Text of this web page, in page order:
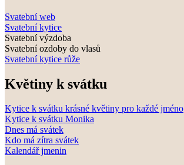
Svatební web
Svatební kytice
Svatební výzdoba
Svatební ozdoby do vlasů
Svatební kytice růže
Květiny k svátku
Kytice k svátku krásné květiny pro každé jméno
Kytice k svátku Monika
Dnes má svátek
Kdo má zítra svátek
Kalendář jmenin